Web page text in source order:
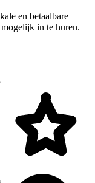
en betaalbare
in te huren.